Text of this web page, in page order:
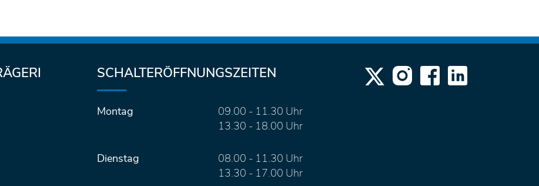
SCHALTERÖFFNUNGSZEITEN
Montag
09.00 - 11.30 Uhr
13.30 - 18.00 Uhr
Dienstag
08.00 - 11.30 Uhr
13.30 - 17.00 Uhr